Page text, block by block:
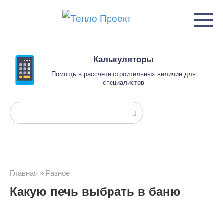
Калькуляторы
Помощь в рассчете строительных величин для
специалистов
Поиск:
Главная » Разное
Какую печь выбрать в баню